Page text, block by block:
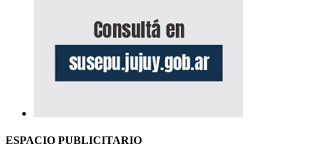
ESPACIO PUBLICITARIO